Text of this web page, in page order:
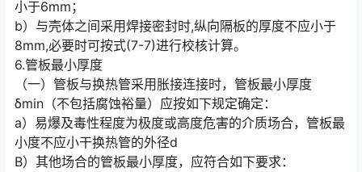
小于6mm；
b）与壳体之间采用焊接密封时,纵向隔板的厚度不应小于
8mm,必要时可按式(7-7)进行校核计算。
6.管板最小厚度
（一）管板与换热管采用胀接连接时，管板最小厚度
δmin（不包括腐蚀裕量）应按如下规定确定：
a）易爆及毒性程度为极度或高度危害的介质场合，管板最
小度不应小干换热管的外径d
B）其他场合的管板最小厚度，应符合如下要求：